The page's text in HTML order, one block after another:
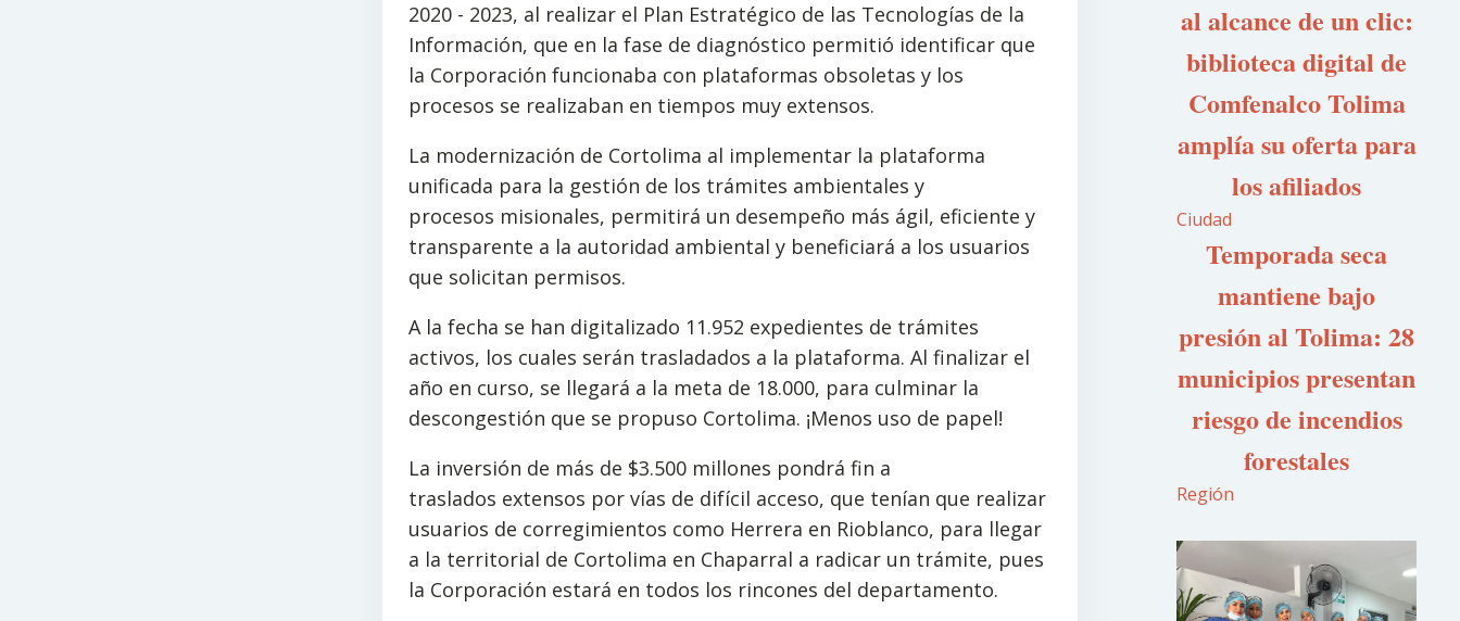
2020 - 2023, al realizar el Plan Estratégico de las Tecnologías de la
Información, que en la fase de diagnóstico permitió identificar que
la Corporación funcionaba con plataformas obsoletas y los
procesos se realizaban en tiempos muy extensos.
La modernización de Cortolima al implementar la plataforma
unificada para la gestión de los trámites ambientales y
procesos misionales, permitirá un desempeño más ágil, eficiente y
transparente a la autoridad ambiental y beneficiará a los usuarios
que solicitan permisos.
A la fecha se han digitalizado 11.952 expedientes de trámites
activos, los cuales serán trasladados a la plataforma. Al finalizar el
año en curso, se llegará a la meta de 18.000, para culminar la
descongestión que se propuso Cortolima. ¡Menos uso de papel!
La inversión de más de $3.500 millones pondrá fin a
traslados extensos por vías de difícil acceso, que tenían que realizar
usuarios de corregimientos como Herrera en Rioblanco, para llegar
a la territorial de Cortolima en Chaparral a radicar un trámite, pues
la Corporación estará en todos los rincones del departamento.
al alcance de un clic:
biblioteca digital de
Comfenalco Tolima
amplía su oferta para
los afiliados
Ciudad
Temporada seca
mantiene bajo
presión al Tolima: 28
municipios presentan
riesgo de incendios
forestales
Región